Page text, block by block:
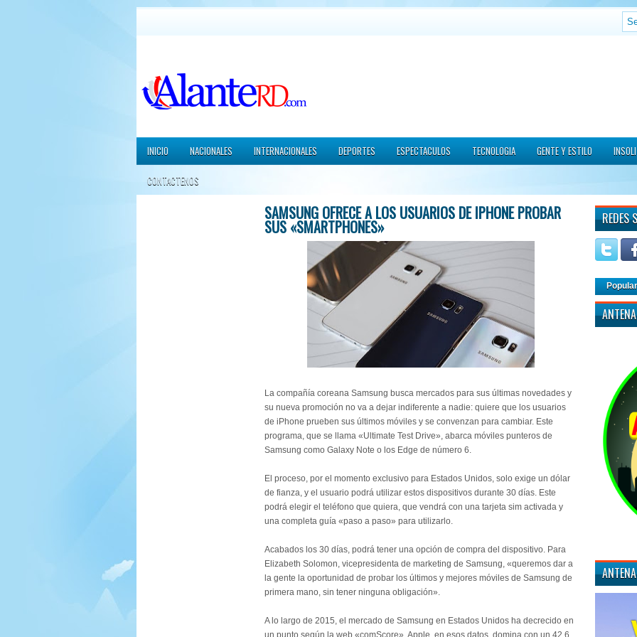
INICIO NACIONALES INTERNACIONALES DEPORTES ESPECTACULOS TECNOLOGIA GENTE Y ESTILO
CONTACTENOS
SAMSUNG OFRECE A LOS USUARIOS DE IPHONE PROBAR
SUS «SMARTPHONES»
La compañía coreana Samsung busca mercados para sus últimas novedades y
su nueva promoción no va a dejar indiferente a nadie: quiere que los usuarios
de iPhone prueben sus últimos móviles y se convenzan para cambiar. Este
programa, que se llama «Ultimate Test Drive», abarca móviles punteros de
Samsung como Galaxy Note o los Edge de número 6.
El proceso, por el momento exclusivo para Estados Unidos, solo exige un dólar
de fianza, y el usuario podrá utilizar estos dispositivos durante 30 días. Este
podrá elegir el teléfono que quiera, que vendrá con una tarjeta sim activada y
una completa guía «paso a paso» para utilizarlo.
Acabados los 30 días, podrá tener una opción de compra del dispositivo. Para
Elizabeth Solomon, vicepresidenta de marketing de Samsung, «queremos dar a
la gente la oportunidad de probar los últimos y mejores móviles de Samsung de
primera mano, sin tener ninguna obligación».
A lo largo de 2015, el mercado de Samsung en Estados Unidos ha decrecido en
un punto según la web «comScore». Apple, en esos datos, domina con un 42.6
REDES
Popular